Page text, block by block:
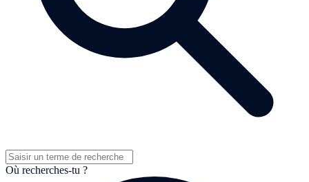
Où recherches-tu ?